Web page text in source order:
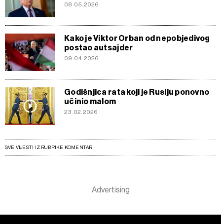
08.05.2026
Kako je Viktor Orban od nepobjedivog
postao autsajder
09.04.2026
Godišnjica rata koji je Rusiju ponovno
učinio malom
23.02.2026
SVE VIJESTI IZ RUBRIKE KOMENTAR